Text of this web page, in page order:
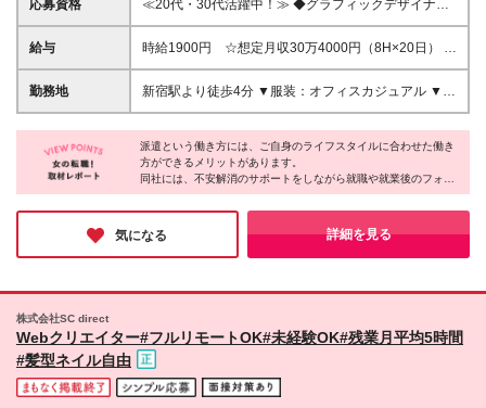
応募資格
≪20代・30代活躍中！≫ ◆グラフィックデザイナー
としての実務経験 ◆販促ツール制作の経験 ※ブラン
クがある方やこれまでのご経験に自信がない方も、ま
細に記載いただけると、面談までがスムーズです！
給与
時給1900円 ☆想定月収30万4000円（8H×20日） ※
交通費全額支給
勤務地
新宿駅より徒歩4分 ▼服装：オフィスカジュアル ▼働
き方：基本出社 ※ご家庭の事情等やむを得ない場合は
在宅勤務も相談可能です。 ▼受動喫煙対策：屋内禁
煙
派遣という働き方には、ご自身のライフスタイルに合わせた働き
方ができるメリットがあります。
同社には、不安解消のサポートをしながら就職や就業後のフォロ
ーを担当するコーディネーターがいるそう。
派遣先には言いにくいような要望から、小さな不安までしっかり
と聞いてくれるスタッフがいると、安心しますよね♪
気になる 詳細を見る
株式会社SC direct
Webクリエイター#フルリモートOK#未経験OK#残業月平均5時間
#髪型ネイル自由